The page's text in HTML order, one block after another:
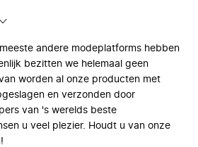
andere modeplatforms hebben
bezitten we helemaal geen
worden al onze producten met
en verzonden door
van 's werelds beste
u veel plezier. Houdt u van onze